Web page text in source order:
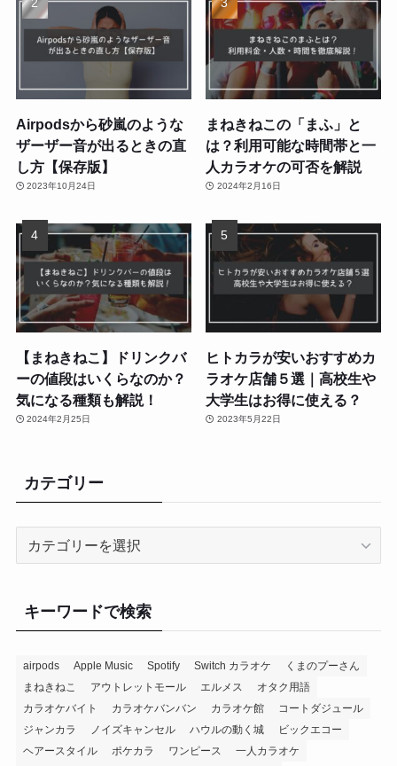
Airpodsから砂嵐のような
ザーザー音が出るときの直
し方【保存版】
2023年10月24日
まねきねこの「まふ」と
は？利用可能な時間帯と一
人カラオケの可否を解説
2024年2月16日
【まねきねこ】ドリンクバ
ーの値段はいくらなのか？
気になる種類も解説！
2024年2月25日
ヒトカラが安いおすすめカ
ラオケ店舗５選｜高校生や
大学生はお得に使える？
2023年5月22日
カテゴリー
キーワードで検索
airpods Apple Music Spotify Switch カラオケ
くまのプーさん
まねきねこ
アウトレットモール エルメス
オタク用語
カラオケバイト
カラオケバンバン カラオケ館
コートダジュール
ジャンカラ
ノイズキャンセル ハウルの動く城
ビックエコー
ヘアースタイル
ポケカラ ワンピース 一人カラオケ